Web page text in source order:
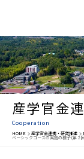
産学官金
Cooperation
HOME 産学官金連携・研究推進
ベーシックコースの実施の様子(第２